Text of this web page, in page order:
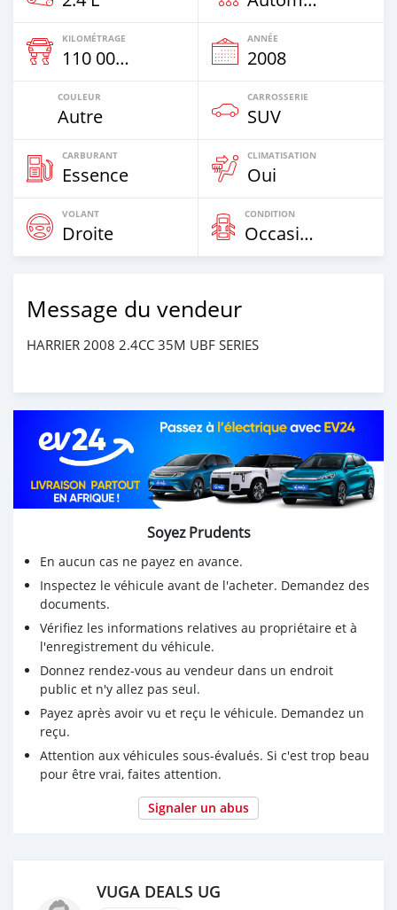
KILOMÉTRAGE
110 000 Km
ANNÉE
2008
COULEUR
Autre
CARROSSERIE
SUV
CARBURANT
Essence
CLIMATISATION
Oui
VOLANT
Droite
CONDITION
Occasion
Message du vendeur
HARRIER 2008 2.4CC 35M UBF SERIES
Soyez Prudents
En aucun cas ne payez en avance.
Inspectez le véhicule avant de l'acheter. Demandez des
documents.
Vérifiez les informations relatives au propriétaire et à
l'enregistrement du véhicule.
Donnez rendez-vous au vendeur dans un endroit
public et n'y allez pas seul.
Payez après avoir vu et reçu le véhicule. Demandez un
reçu.
Attention aux véhicules sous-évalués. Si c'est trop beau
pour être vrai, faites attention.
Signaler un abus
VUGA DEALS UG